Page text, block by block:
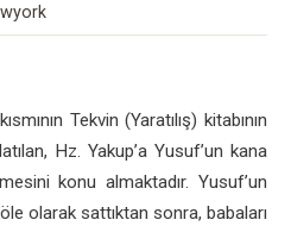
Tekvin (Yaratılış) kitabının
Hz. Yakup’a Yusuf’un kana
konu almaktadır. Yusuf’un
olarak sattıktan sonra, babaları